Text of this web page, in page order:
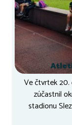
Ve čtvrtek 20.
zúčastnil
stadionu